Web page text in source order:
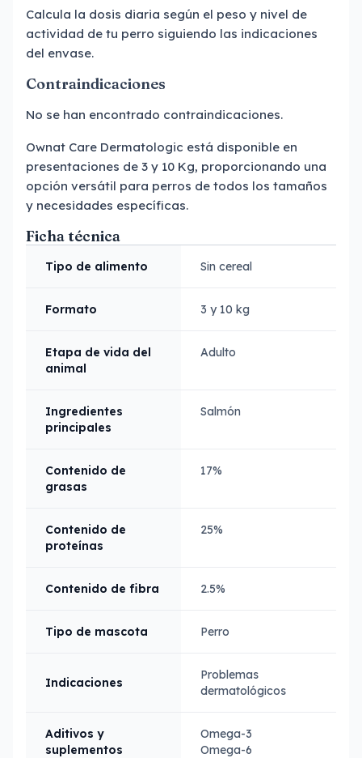
Calcula la dosis diaria según el peso y nivel de
actividad de tu perro siguiendo las indicaciones
del envase.
Contraindicaciones
No se han encontrado contraindicaciones.
Ownat Care Dermatologic está disponible en
presentaciones de 3 y 10 Kg, proporcionando una
opción versátil para perros de todos los tamaños
y necesidades específicas.
Ficha técnica
Tipo de alimento Sin cereal
Formato 3 y 10 kg
Etapa de vida del
animal
Adulto
Ingredientes
principales
Salmón
Contenido de
grasas
17%
Contenido de
proteínas
25%
Contenido de fibra 2.5%
Tipo de mascota Perro
Indicaciones
Problemas
dermatológicos
Aditivos y
suplementos
Omega-3
Omega-6